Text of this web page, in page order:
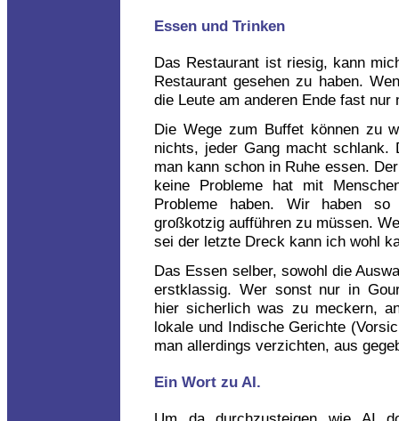
Essen und Trinken
Das Restaurant ist riesig, kann
Restaurant gesehen zu haben.
die Leute am anderen Ende fast nur
Die Wege zum Buffet können zu
nichts, jeder Gang macht
man kann schon in Ruhe essen.
keine Probleme hat mit
Probleme haben. Wir haben
großkotzig aufführen zu müssen.
sei der letzte Dreck kann ich wohl
Das Essen selber, sowohl die
erstklassig. Wer sonst nur in
hier sicherlich was zu meckern,
lokale und Indische Gerichte
man allerdings verzichten, aus
Ein Wort zu AI.